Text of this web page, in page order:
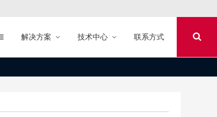
解决方案 技术中心 联系方式